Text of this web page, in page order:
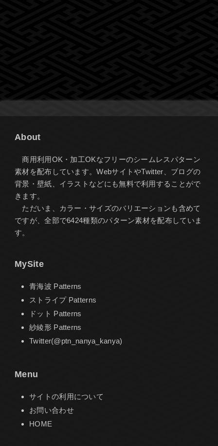
About
商用利用OK・加工OKなフリーのシームレスパターン
素材を配布しています。WebサイトやTwitter、ブログの
背景・壁紙、イラストなどにも無料で利用することがで
きます。
ただいま、カラー・サイズのバリエーションも含めて
ですが、全部で6424種類のパターン素材を配布していま
す。
MySite
青海波 Patterns
ストライプ Patterns
ドット Patterns
紗綾形 Patterns
Twitter(@ptn_nanya_kanya)
Menu
サイトの利用について
お問い合わせ
HOME